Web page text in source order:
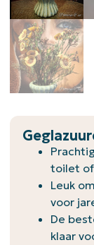
toilet of
Leuk
voor
De
klaar